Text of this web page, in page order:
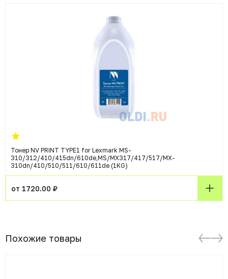
Тонер NV PRINT TYPE1 for Lexmark MS-
310/312/410/415dn/610de,MS/MX317/417/517/MX-
310dn/410/510/511/610/611de (1KG)
от 1720.00 ₽
Похожие товары